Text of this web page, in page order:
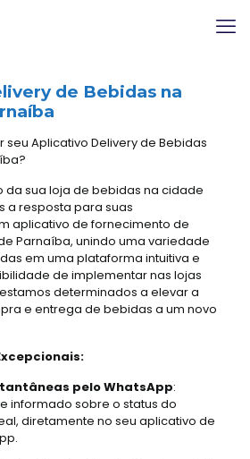
de Bebidas na
Aplicativo Delivery de Bebidas
da sua loja de bebidas na cidade
a resposta para suas
aplicativo de fornecimento de
Parnaíba, unindo uma variedade
em uma plataforma intuitiva e
de implementar nas lojas
determinados a elevar a
e entrega de bebidas a um novo
pelo WhatsApp:
informado sobre o status do
diretamente no seu aplicativo de